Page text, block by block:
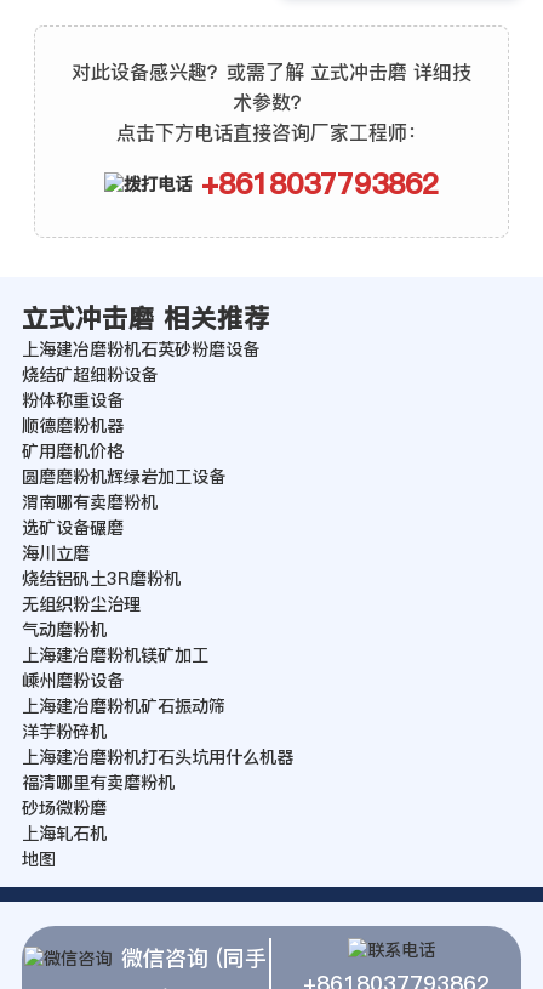
对此设备感兴趣？或需了解 立式冲击磨 详细技
术参数？
点击下方电话直接咨询厂家工程师：
+8618037793862
立式冲击磨 相关推荐
上海建冶磨粉机石英砂粉磨设备
烧结矿超细粉设备
粉体称重设备
顺德磨粉机器
矿用磨机价格
圆磨磨粉机辉绿岩加工设备
渭南哪有卖磨粉机
选矿设备碾磨
海川立磨
烧结铝矾土3R磨粉机
无组织粉尘治理
气动磨粉机
上海建冶磨粉机镁矿加工
嵊州磨粉设备
上海建冶磨粉机矿石振动筛
洋芋粉碎机
上海建冶磨粉机打石头坑用什么机器
福清哪里有卖磨粉机
砂场微粉磨
上海轧石机
地图
微信咨询 (同手